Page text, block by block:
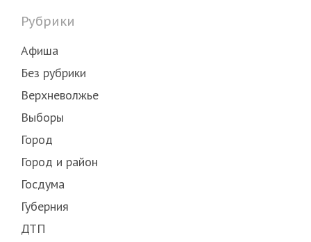
Рубрики
Афиша
Без рубрики
Верхневолжье
Выборы
Город
Город и район
Госдума
Губерния
ДТП